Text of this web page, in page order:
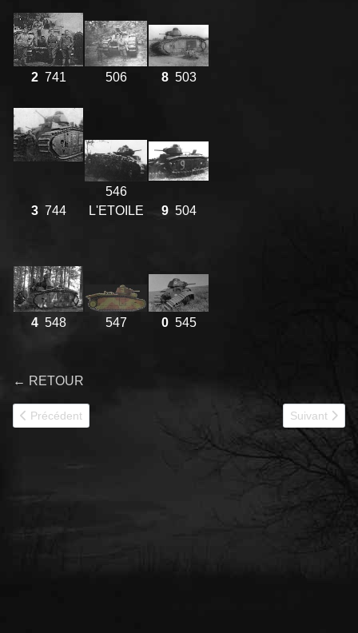
2741 506 8503
3744
546
L'ETOILE
9504
4 548 547 0545
← RETOUR
Article précédent : 10e BCC 1ère Cie de Marche
Précédent Article
Suivant